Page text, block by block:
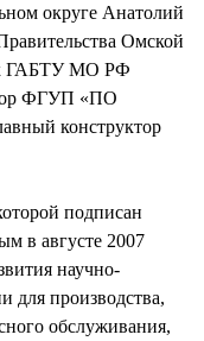
округе Анатолий
Омской
ГАБТУ МО РФ
ФГУП «ПО
конструктор
подписан
в августе 2007
научно-
для производства,
обслуживания,